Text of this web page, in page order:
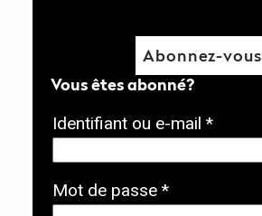
Abonnez-vous
Vous êtes abonné?
Identifiant ou e-mail *O
i
Mot de passe *O